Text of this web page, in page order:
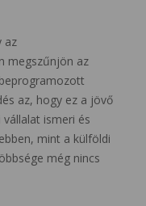
az
megszűnjön az
az, hogy ez a jövő
ismeri és
mint a külföldi
még nincs